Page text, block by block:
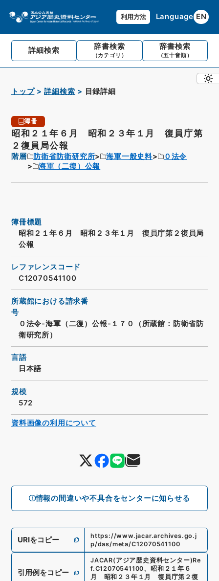
利用方法 Language EN
詳細検索 辞書検索
（カテゴリ）
辞書検索
（五十音順）
トップ 詳細検索 目録詳細
簿冊
昭和２１年６月 昭和２３年１月 復員庁第
２復員局公報
階層 防衛省防衛研究所 海軍一般史料
０法令
海軍（二復）公報
情報の間違いや不具合をセンターに知らせる
簿冊標題
昭和２１年６月 昭和２３年１月 復員庁第２復員局
公報
レファレンスコード
C12070541100
所蔵館における請求番
号
０法令-海軍（二復）公報-１７０（所蔵館：防衛省防
衛研究所）
言語
日本語
規模
572
URIをコピー
https://www.jacar.archives.go.j
p/das/meta/C12070541100
引用例をコピー
JACAR(アジア歴史資料センター)Re
f.C12070541100、 昭和２１年６
月 昭和２３年１月 復員庁第２復
資料画像の利用について